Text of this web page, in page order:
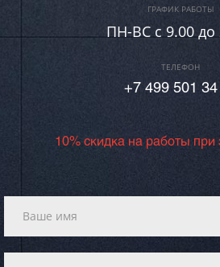
ГРАФИК РАБОТЫ
ПН-ВC c 9.00 до
ТЕЛЕФОН
+7 499 501 34
10% скидка на работы при